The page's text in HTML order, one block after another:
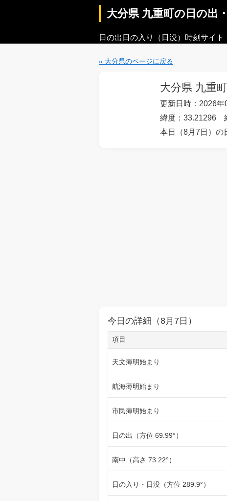
大分県 九重町の日の出
日の出日の入り（日没）時刻サイト
« 大分県のページに戻る
大分県 九重町
更新日時：2026
緯度：33.21296
本日（8月7日）の
今日の詳細（8月7日）
項目
天文薄明始まり
航海薄明始まり
市民薄明始まり
日の出（方位 69.99°）
南中（高さ 73.22°）
日の入り・日没（方位 289.9°）